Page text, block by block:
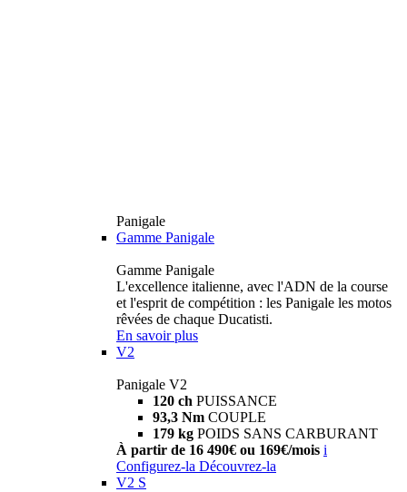
Panigale
Gamme Panigale
Gamme Panigale
L'excellence italienne, avec l'ADN de la course
et l'esprit de compétition : les Panigale les motos
rêvées de chaque Ducatisti.
En savoir plus
V2
Panigale V2
120 ch PUISSANCE
93,3 Nm COUPLE
179 kg POIDS SANS CARBURANT
À partir de 16 490€ ou 169€/mois i
Configurez-la Découvrez-la
V2 S